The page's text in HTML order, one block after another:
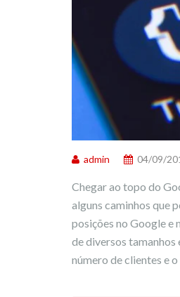
admin 04/09/
Chegar ao topo do
alguns caminhos que
posições no Google e
de diversos tamanhos
número de clientes e